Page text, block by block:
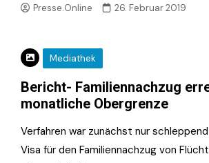
Presse.Online 26. Februar 2019
Mediathek
Bericht- Familiennachzug
monatliche Obergrenze
Verfahren war zunächst nur
Visa für den Familiennachzug von